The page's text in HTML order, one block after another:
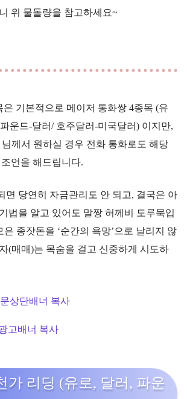
위 물돌량을 참고하세요~
기본적으로 메이저 통화쌍 4종목 (유
운드-달러/ 호주달러-미국달러) 이지만,
께서 원하실 경우 전화 통화로도 해당
언을 해드립니다.
면 당연히 자금관리도 안 되고, 결국은 아
법을 알고 있어도 말짱 허께비 도루묵입
종잣돈을 ‘순간의 욕망’으로 날리지 않
(매매)는 목숨을 걸고 신중하게 시도하
가 리딩 (유로, 달러, 파운